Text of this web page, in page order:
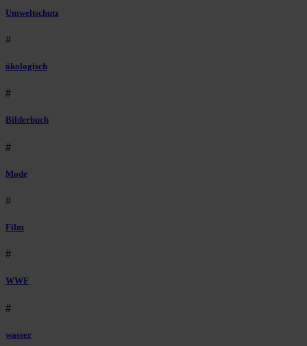
Umweltschutz
#
ökologisch
#
Bilderbuch
#
Mode
#
Film
#
WWF
#
wasser